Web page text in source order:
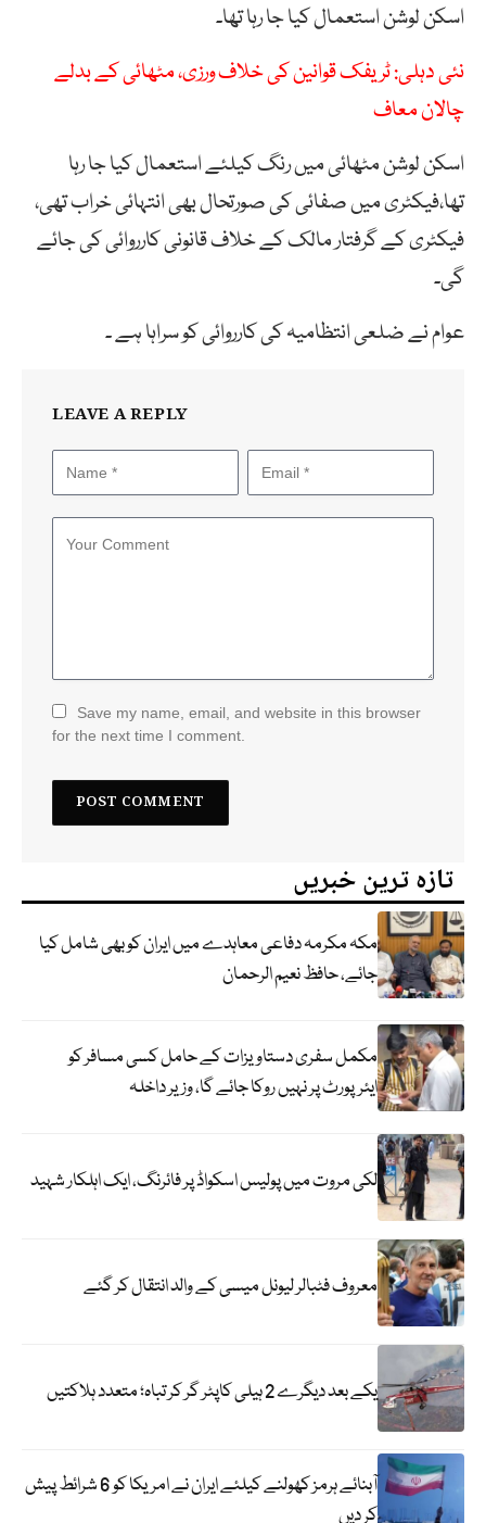
اسکن لوشن استعمال کیا جا رہا تھا۔
نئی دہلی: ٹریفک قوانین کی خلاف ورزی، مٹھائی کے بدلے
چالان معاف
اسکن لوشن مٹھائی میں رنگ کیلئے استعمال کیا جا رہا
تھا،فیکٹری میں صفائی کی صورتحال بھی انتہائی خراب تھی،
فیکٹری کے گرفتار مالک کے خلاف قانونی کارروائی کی جائے
گی۔
عوام نے ضلعی انتظامیہ کی کارروائی کو سراہا ہے ۔
LEAVE A REPLY
Save my name, email, and website in this browser
for the next time I comment.
تازہ ترین خبریں
مکہ مکرمہ دفاعی معاہدے میں ایران کو بھی شامل کیا
جائے، حافظ نعیم الرحمان
مکمل سفری دستاویزات کے حامل کسی مسافر کو
ایئرپورٹ پر نہیں روکا جائے گا، وزیر داخلہ
لکی مروت میں پولیس اسکواڈ پر فائرنگ، ایک اہلکار شہید
معروف فٹبالر لیونل میسی کے والد انتقال کر گئے
یکے بعد دیگرے 2 ہیلی کاپٹر گر کر تباہ؛ متعدد ہلاکتیں
آبنائے ہرمز کھولنے کیلئے ایران نے امریکا کو 6 شرائط پیش
کر دیں